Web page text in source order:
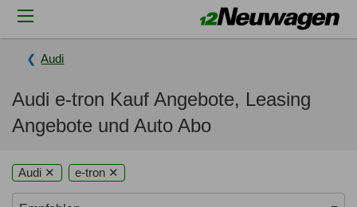
Audi
Audi e-tron Kauf Angebote, Leasing
Angebote und Auto Abo
Audi ✕ e-tron ✕